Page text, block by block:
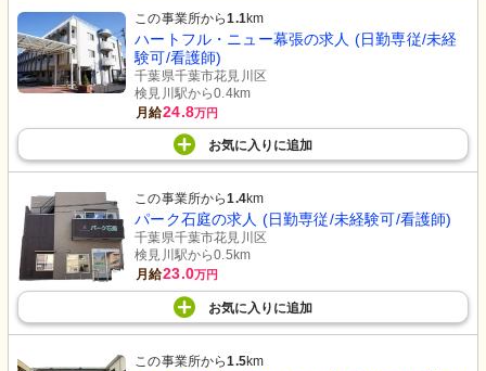
この事業所から1.1km
ハートフル・ニュー幕張の求人 (日勤専従/未経
験可/看護師)
千葉県千葉市花見川区
検見川駅から0.4km
月給24.8万円
お気に入り に追加
この事業所から1.4km
パーク石庭の求人 (日勤専従/未経験可/看護師)
千葉県千葉市花見川区
検見川駅から0.5km
月給23.0万円
お気に入り に追加
この事業所から1.5km